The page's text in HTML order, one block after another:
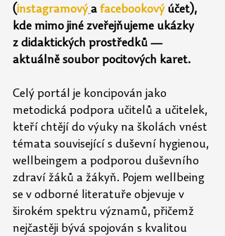
(instagramový a facebookový účet),
kde mimo jiné zveřejňujeme ukázky
z didaktických prostředků —
aktuálně soubor pocitových karet.
Celý portál je koncipován jako
metodická podpora učitelů a učitelek,
kteří chtějí do výuky na školách vnést
témata související s duševní hygienou,
wellbeingem a podporou duševního
zdraví žáků a žákyň. Pojem wellbeing
se v odborné literatuře objevuje v
širokém spektru významů, přičemž
nejčastěji bývá spojován s kvalitou